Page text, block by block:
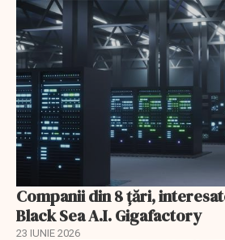
Companii din 8 țări,
Black Sea A.I. Gigafactory
23 IUNIE 2026